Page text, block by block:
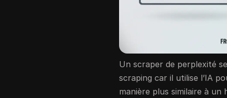
Un scraper de perplexité
scraping car il utilise l’IA
manière plus similaire à un